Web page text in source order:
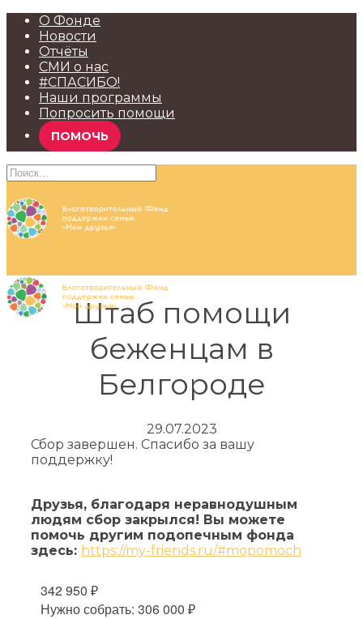
О Фонде
Новости
Отчёты
СМИ о нас
#СПАСИБО!
Наши программы
Попросить помощи
ПОМОЧЬ
Штаб помощи
беженцам в
Белгороде
29.07.2023
Сбор завершен. Спасибо за вашу
поддержку!
Друзья, благодаря неравнодушным
людям сбор закрылся! Вы можете
помочь другим подопечным фонда
здесь: https://my-friends.ru/#mopomoch
342 950 ₽
Нужно собрать: 306 000 ₽